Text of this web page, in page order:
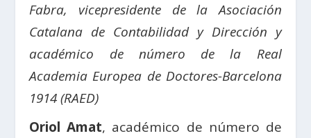
Fabra, vicepresidente de la Asociación
Catalana de Contabilidad y Dirección y
académico de número de la Real
Academia Europea de Doctores-Barcelona
1914 (RAED)
Oriol Amat, académico de número de